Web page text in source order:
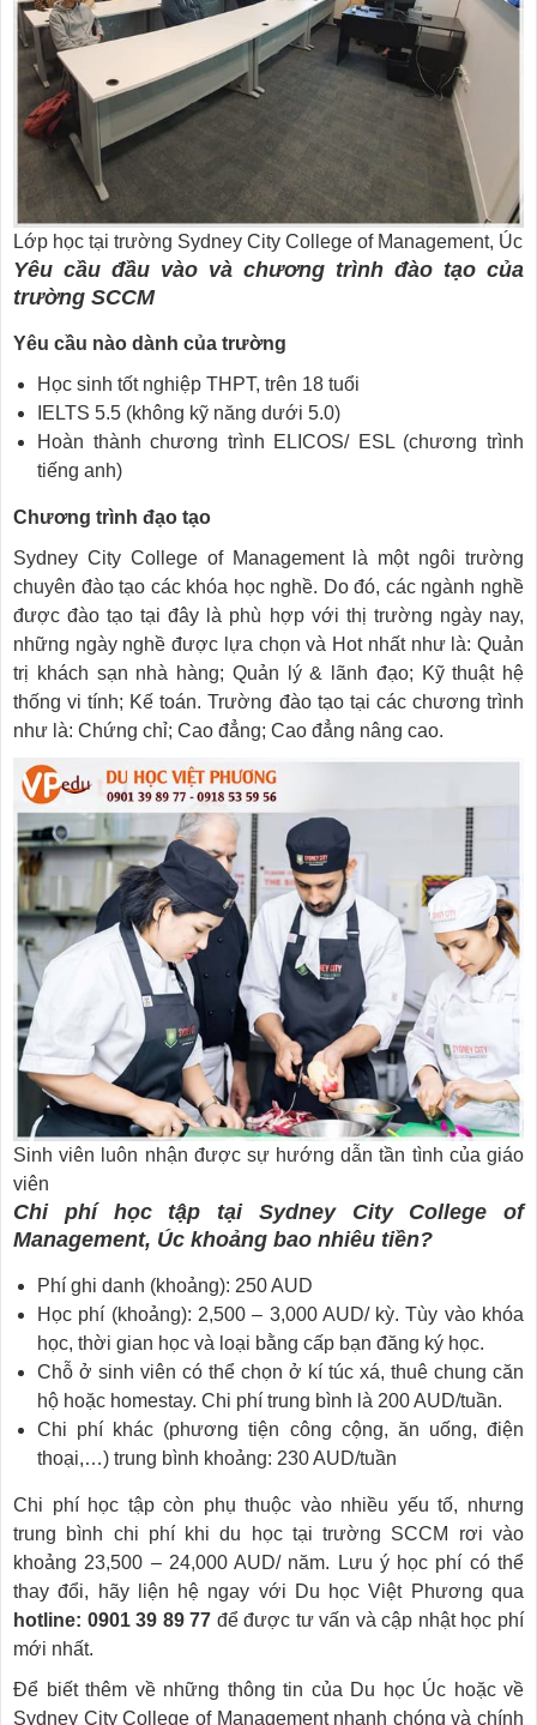
Lớp học tại trường Sydney City College of Management, Úc
Yêu cầu đầu vào và chương trình đào tạo của
trường SCCM
Yêu cầu nào dành của trường
Học sinh tốt nghiệp THPT, trên 18 tuổi
IELTS 5.5 (không kỹ năng dưới 5.0)
Hoàn thành chương trình ELICOS/ ESL (chương trình
tiếng anh)
Chương trình đạo tạo
Sydney City College of Management là một ngôi trường
chuyên đào tạo các khóa học nghề. Do đó, các ngành nghề
được đào tạo tại đây là phù hợp với thị trường ngày nay,
những ngày nghề được lựa chọn và Hot nhất như là: Quản
trị khách sạn nhà hàng; Quản lý & lãnh đạo; Kỹ thuật hệ
thống vi tính; Kế toán. Trường đào tạo tại các chương trình
như là: Chứng chỉ; Cao đẳng; Cao đẳng nâng cao.
Sinh viên luôn nhận được sự hướng dẫn tần tình của giáo
viên
Chi phí học tập tại Sydney City College of
Management, Úc khoảng bao nhiêu tiền?
Phí ghi danh (khoảng): 250 AUD
Học phí (khoảng): 2,500 – 3,000 AUD/ kỳ. Tùy vào khóa
học, thời gian học và loại bằng cấp bạn đăng ký học.
Chỗ ở sinh viên có thể chọn ở kí túc xá, thuê chung căn
hộ hoặc homestay. Chi phí trung bình là 200 AUD/tuần.
Chi phí khác (phương tiện công cộng, ăn uống, điện
thoại,…) trung bình khoảng: 230 AUD/tuần
Chi phí học tập còn phụ thuộc vào nhiều yếu tố, nhưng
trung bình chi phí khi du học tại trường SCCM rơi vào
khoảng 23,500 – 24,000 AUD/ năm. Lưu ý học phí có thể
thay đổi, hãy liện hệ ngay với Du học Việt Phương qua
hotline: 0901 39 89 77 để được tư vấn và cập nhật học phí
mới nhất.
Để biết thêm về những thông tin của Du học Úc hoặc về
Sydney City College of Management nhanh chóng và chính